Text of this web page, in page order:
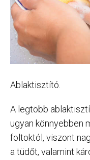
Ablaktisztító.
A legtöbb
ugyan könnyebben
foltoktól, viszont
a tüdőt, valamint